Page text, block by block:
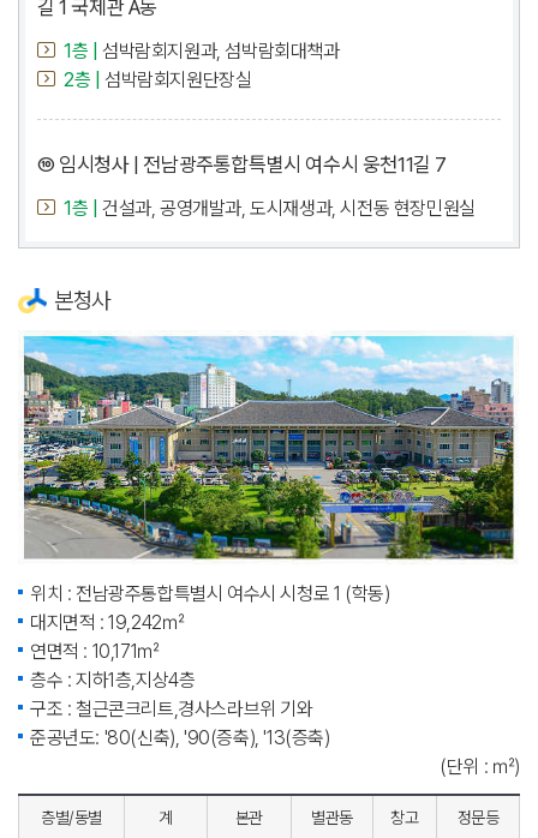
길 1 국제관 A동
1층 |
섬박람회지원과, 섬박람회대책과
2층 |
섬박람회지원단장실
⑩ 임시청사 | 전남광주통합특별시 여수시 웅천11길 7
1층 | 건설과, 공영개발과, 도시재생과, 시전동 현장민원실
본청사
위치 : 전남광주통합특별시 여수시 시청로 1 (학동)
대지면적 : 19,242㎡
연면적 : 10,171㎡
층수 : 지하1층,지상4층
구조 : 철근콘크리트,경사스라브위 기와
준공년도: '80(신축), '90(증축), '13(증축)
(단위 : ㎡)
층별/동별 계 본관 별관동 창고 정문등